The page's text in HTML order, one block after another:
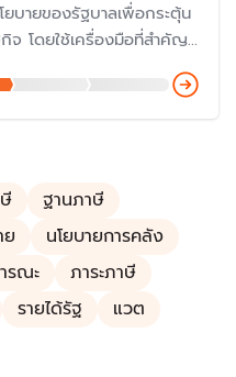
ยบายของรัฐบาลเพื่อกระตุ้น
จ โดยใช้เครื่องมือที่สำคัญ
าล (รายจ่าย) และการเก็บ
ารณะของรัฐบาล
ฐานภาษี
นโยบายการคลัง
รณะ
ภาระภาษี
รายได้รัฐ
แวต